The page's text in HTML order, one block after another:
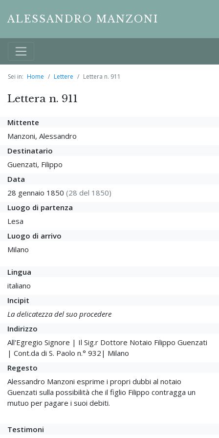
ALESSANDRO MANZONI
Sei in: Home Lettere Lettera n. 911
Lettera n. 911
Mittente
Manzoni, Alessandro
Destinatario
Guenzati, Filippo
Data
28 gennaio 1850 (28 del 1850)
Luogo di partenza
Lesa
Luogo di arrivo
Milano
Lingua
italiano
Incipit
La delicatezza del suo procedere
Indirizzo
All'Egregio Signore | Il Sig.r Dottore Notaio Filippo Guenzati
| Cont.da di S. Paolo n.° 932| Milano
Regesto
Alessandro Manzoni esprime i propri dubbi al notaio
Guenzati sulla possibilità che il figlio Filippo contragga un
mutuo per pagare i suoi debiti.
Testimoni